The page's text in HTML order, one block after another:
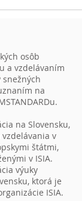
osôb
a vzdelávaním
na
na Slovensku,
v
štátmi,
v ISIA.
výuky
ktorá je
ISIA.